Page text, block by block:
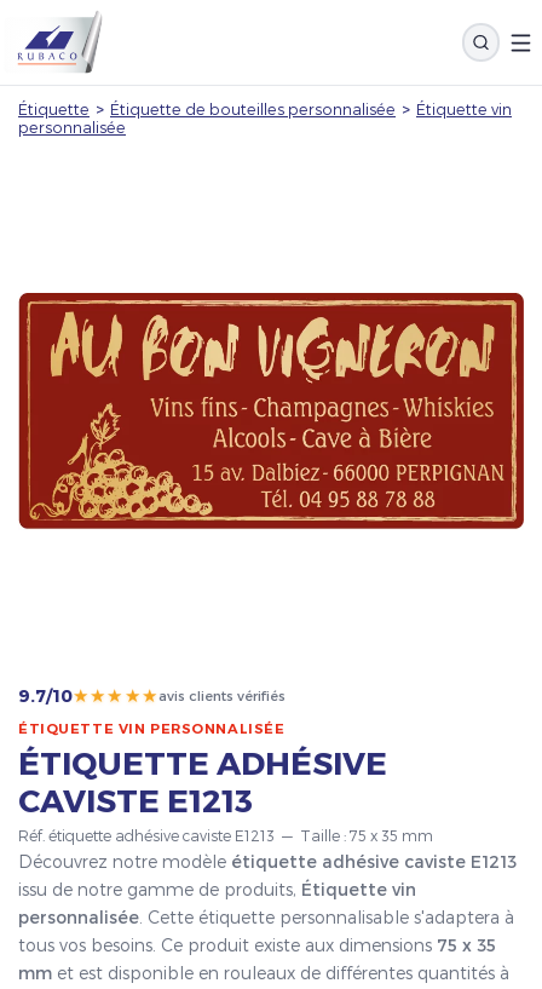
Étiquette > Étiquette de bouteilles personnalisée > Étiquette vin
personnalisée
9.7/10★★★★★avis clients vérifiés
ÉTIQUETTE VIN PERSONNALISÉE
ÉTIQUETTE ADHÉSIVE
CAVISTE E1213
Réf. étiquette adhésive caviste E1213 — Taille : 75 x 35 mm
Découvrez notre modèle étiquette adhésive caviste E1213
issu de notre gamme de produits, Étiquette vin
personnalisée . Cette étiquette personnalisable s'adaptera à
tous vos besoins. Ce produit existe aux dimensions 75 x 35
mm et est disponible en rouleaux de différentes quantités à